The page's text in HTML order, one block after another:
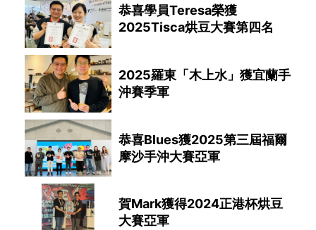
恭喜學員Teresa榮獲
2025Tisca烘豆大賽第四名
2025羅東「木上水」獲宜蘭手
沖賽季軍
恭喜Blues獲2025第三屆福爾
摩沙手沖大賽亞軍
賀Mark獲得2024正港杯烘豆
大賽亞軍